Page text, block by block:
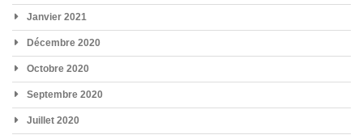
Janvier 2021
Décembre 2020
Octobre 2020
Septembre 2020
Juillet 2020